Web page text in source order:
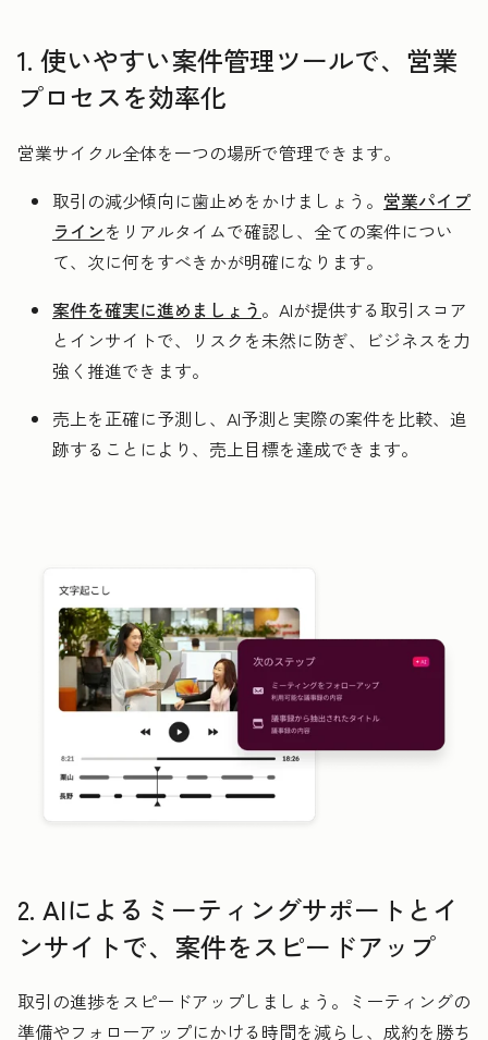
1. 使いやすい案件管理ツールで、営業
プロセスを効率化
営業サイクル全体を一つの場所で管理できます。
取引の減少傾向に歯止めをかけましょう。 営業パイプ
ラインをリアルタイムで確認し、全ての案件につい
て、次に何をすべきかが明確になります。
案件を確実に進めましょう 。AIが提供する取引スコア
とインサイトで、リスクを未然に防ぎ、ビジネスを力
強く推進できます。
売上を正確に予測し、AI予測と実際の案件を比較、追
跡することにより、売上目標を達成できます。
2. AIによるミーティングサポートとイ
ンサイトで、案件をスピードアップ
取引の進捗をスピードアップしましょう。ミーティングの
準備やフォローアップにかける時間を減らし、成約を勝ち